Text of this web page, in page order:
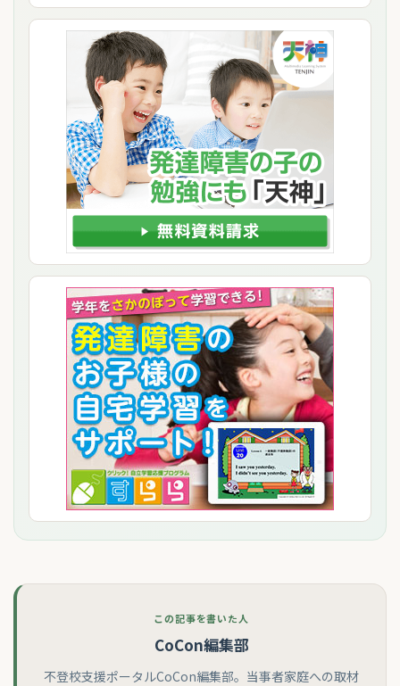
この記事を書いた人
CoCon編集部
不登校支援ポータルCoCon編集部。当事者家庭への取材